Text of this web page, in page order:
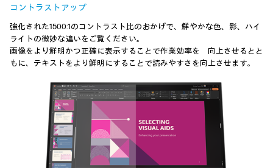
コントラストアップ
強化された1500:1のコントラスト比のおかげで、鮮やかな色、影、ハイ
ライトの微妙な違いをご覧ください。
画像をより鮮明かつ正確に表示することで作業効率を 向上させるとと
もに、テキストをより鮮明にすることで読みやすさを向上させます。